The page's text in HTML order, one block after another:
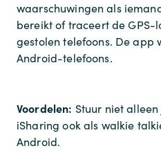
waarschuwingen als
bereikt of traceert de GPS-
gestolen telefoons. De app
Android-telefoons.
Voordelen: Stuur niet
iSharing ook als walkie
Android.